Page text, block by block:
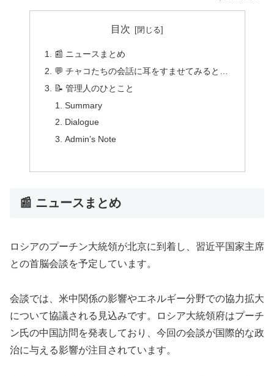
目次
📰 ニュースまとめ
💬 チャコたちの会話に耳をすませてみると…
📝 管理人のひとこと
Summary
Dialogue
Admin’s Note
📰 ニュースまとめ
ロシアのプーチン大統領が北京に到着し、習近平国家主席
との首脳会談を予定しています。
会談では、米中関係の影響やエネルギー分野での協力拡大
について協議される見込みです。ロシア大統領府はプーチ
ン氏の中国訪問を発表しており、今回の会談が国際的な政
治に与える影響が注目されています。